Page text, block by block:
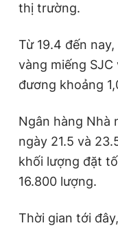
thị trường.
Từ 19.4 đến
vàng miếng
đương khoảng
Ngân hàng Nhà
ngày 21.5 và
khối lượng đặt
16.800 lượng.
Thời gian tới